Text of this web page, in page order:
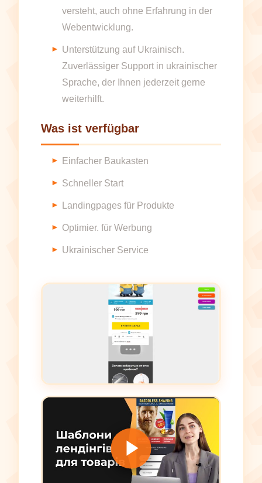
versteht, auch ohne Erfahrung in der
Webentwicklung.
Unterstützung auf Ukrainisch.
Zuverlässiger Support in ukrainischer
Sprache, der Ihnen jederzeit gerne
weiterhilft.
Was ist verfügbar
Einfacher Baukasten
Schneller Start
Landingpages für Produkte
Optimier. für Werbung
Ukrainischer Service